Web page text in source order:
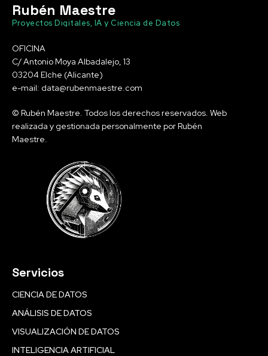
Rubén Maestre
Proyectos Digitales, IA y Ciencia de Datos
OFICINA
C/ Antonio Moya Albadalejo, 13
03204 Elche (Alicante)
e-mail: data@rubenmaestre.com
© Rubén Maestre. Todos los derechos reservados. Web
realizada y gestionada personalmente por Rubén
Maestre.
Servicios
CIENCIA DE DATOS
ANÁLISIS DE DATOS
VISUALIZACIÓN DE DATOS
INTELIGENCIA ARTIFICIAL